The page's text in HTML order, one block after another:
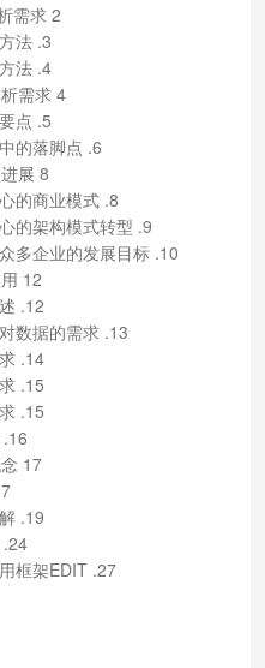
需求 2
法 .3
法 .4
需求 4
点 .5
的落脚点 .6
展 8
的商业模式 .8
的架构模式转型 .9
多企业的发展目标 .10
12
.12
数据的需求 .13
.14
.15
.15
17
.19
框架EDIT .27